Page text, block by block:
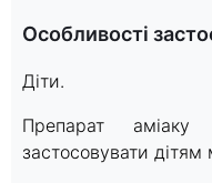
Особливості
Діти.
Препарат
застосовувати